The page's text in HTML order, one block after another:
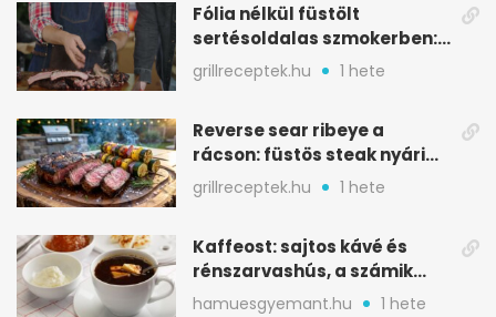
Fólia nélkül füstölt
sertésoldalas szmokerben:
ropogós bark, 6 óra
grillreceptek.hu 1 hete
Reverse sear ribeye a
rácson: füstös steak nyári
tökkebabbal
grillreceptek.hu 1 hete
Kaffeost: sajtos kávé és
rénszarvashús, a számik
melegítő itala
hamuesgyemant.hu 1 hete